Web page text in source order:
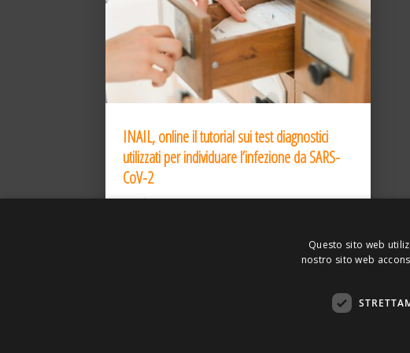
INAIL, online il tutorial sui test diagnostici
utilizzati per individuare l’infezione da SARS-
CoV-2
31 Dic 2020
ASSOCIAZIONE AMBIENTE E LAVORO – VIA
Questo sito web
nostro sito web